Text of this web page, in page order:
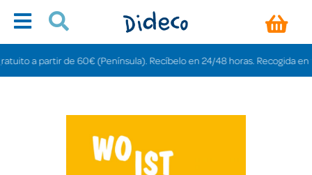
a partir de 60€ (Península). Recíbelo en 24/48 horas. Recogida en